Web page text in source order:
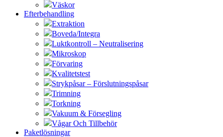
Väskor
Efterbehandling
Extraktion
Boveda/Integra
Luktkontroll – Neutralisering
Mikroskop
Förvaring
Kvalitetstest
Strykpåsar – Förslutningspåsar
Trimning
Torkning
Vakuum & Försegling
Vågar Och Tillbehör
Paketlösningar